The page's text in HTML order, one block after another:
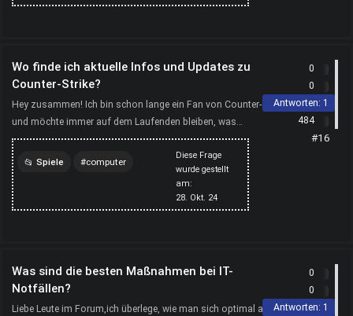
Wo finde ich aktuelle Infos und Updates zu
Counter-Strike?
Hey zusammen! Ich bin schon lange ein Fan von Counter-Strike
und möchte immer auf dem Laufenden bleiben, was
Neuigkeiten, Patches und Turniere angeht. Habt ihr gute Quell...
Diese Frage
wurde gestellt
am:
28. Okt. 24
Spiele computer
0
0
Antworten: 1
484
#16
Was sind die besten Maßnahmen bei IT-
Notfällen?
Liebe Leute im Forum,ich überlege, wie man sich optimal auf IT-
0
0
Antworten: 1